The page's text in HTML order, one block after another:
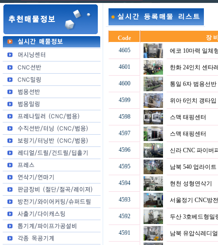
Code
장
4605
에코 10마력 일체
4601 한화 24인치 센타
4600 통일 6자 범용선
4599 위아 6인치 갱타
4598 스맥 태핑센터
4597 스맥 태핑센터
4596 신라 CNC 파이버
4595 남북 540 업라이
4594 현천 성형연삭기
4593 서울정기 CNC방
4592 두산 3호베드형
4591 남북 유압식레디